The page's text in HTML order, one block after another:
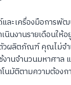
และเครื่องมือการพั
นินงานรายเดือนให้
วผลิตภัณฑ์ คุณไม่จำ
านจำนวนมหาศาล
นมัติตามความต้องก